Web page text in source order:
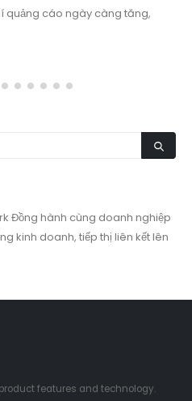
quảng cáo ngày càng tăng,
Đồng hành cùng doanh nghiệp
kinh doanh, tiếp thị liên kết lên
features and technology.